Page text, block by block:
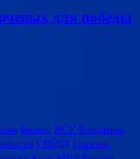
для победы
Бизнес ВСУ Владимир
ГИБДД Горячая